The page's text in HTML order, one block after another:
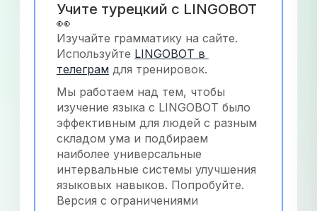
Учите турецкий с LINGOBOT
👀
Изучайте грамматику на сайте.
Используйте LINGOBOT в
телеграм для тренировок.
Мы работаем над тем, чтобы
изучение языка с LINGOBOT было
эффективным для людей с разным
складом ума и подбираем
наиболее универсальные
интервальные системы улучшения
языковых навыков. Попробуйте.
Версия с ограничениями